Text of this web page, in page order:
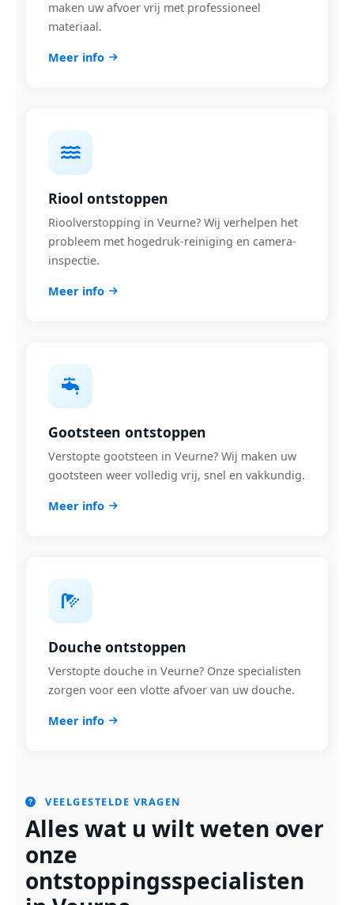
maken uw afvoer vrij met professioneel
materiaal.
Meer info
Riool ontstoppen
Rioolverstopping in Veurne? Wij verhelpen het
probleem met hogedruk-reiniging en camera-
inspectie.
Meer info
Gootsteen ontstoppen
Verstopte gootsteen in Veurne? Wij maken uw
gootsteen weer volledig vrij, snel en vakkundig.
Meer info
Douche ontstoppen
Verstopte douche in Veurne? Onze specialisten
zorgen voor een vlotte afvoer van uw douche.
Meer info
VEELGESTELDE VRAGEN
Alles wat u wilt weten over
onze
ontstoppingsspecialisten